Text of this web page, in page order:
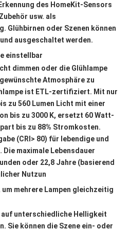
des HomeKit-Sensors
usw. als
Glühbirnen oder Szenen können
ausgeschaltet werden.
einstellbar
dimmen oder die Glühlampe
Atmosphäre zu
ist ETL-zertifiziert. Mit nur
zu 560 Lumen Licht mit einer
bis zu 3000 K, ersetzt 60 Watt-
bis zu 88% Stromkosten.
(CRI> 80) für lebendige und
Die maximale Lebensdauer
oder 22,8 Jahre (basierend
Nutzun
um mehrere Lampen gleichzeitig
auf unterschiedliche Helligkeit
Sie können die Szene ein- oder